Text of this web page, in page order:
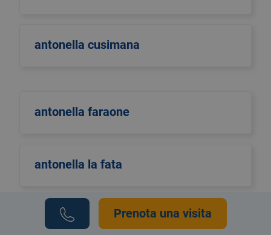
antonella cusimana
antonella faraone
antonella la fata
Antonella PellinoPrenota una visita